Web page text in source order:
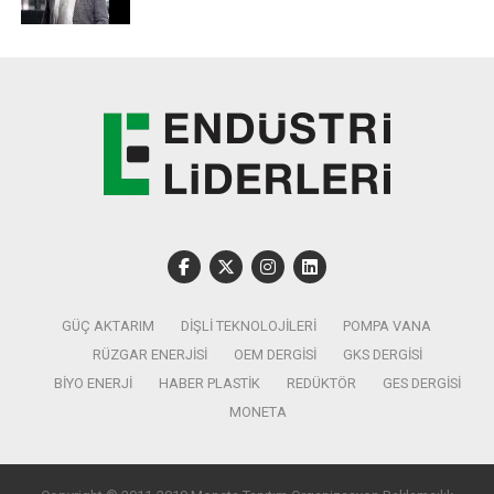
rekabetçiliğinin ön plana çıkarılacağı fuarlar, katılımcılara
yeni alanlar da açacak fuarlar sırasında düzenlenecek
kimya sektörünün tek yayın platformu Turkchem
TV Youtube kanalından canlı yayınlanacak.
GÜÇ AKTARIM DIŞLI TEKNOLOJILERI
POMPA VANA
RÜZGAR ENERJISI
OEM DERGISI
GKS DERGISI
BIYO ENERJI
HABER PLASTIK REDÜKTÖR
GES DERGISI
MONETA